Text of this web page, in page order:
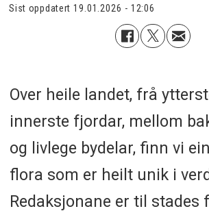
Sist oppdatert 19.01.2026 - 12:06
Over heile landet, frå
innerste fjordar, mellom
og livlege bydelar, finn vi
flora som er heilt unik i
Redaksjonane er til stades